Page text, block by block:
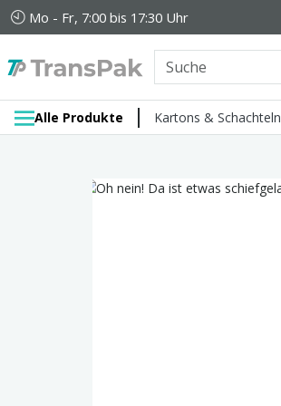
Mo - Fr, 7:00 bis 17:30 Uhr
Alle Produkte Kartons & Schachteln